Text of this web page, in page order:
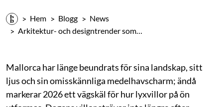
Hem Blogg
News
Arkitektur- och designtrender som…
Mallorca har länge beundrats för sina landskap, sitt
ljus och sin omisskännliga medelhavscharm; ändå
markerar 2026 ett vägskäl för hur lyxvillor på ön